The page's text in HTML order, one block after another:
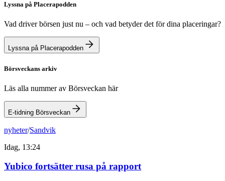
Lyssna på Placerapodden
Vad driver börsen just nu – och vad betyder det för dina placeringar?
Lyssna på Placerapodden
Börsveckans arkiv
Läs alla nummer av Börsveckan här
E-tidning Börsveckan
nyheter/Sandvik
Idag, 13:24
Yubico fortsätter rusa på rapport